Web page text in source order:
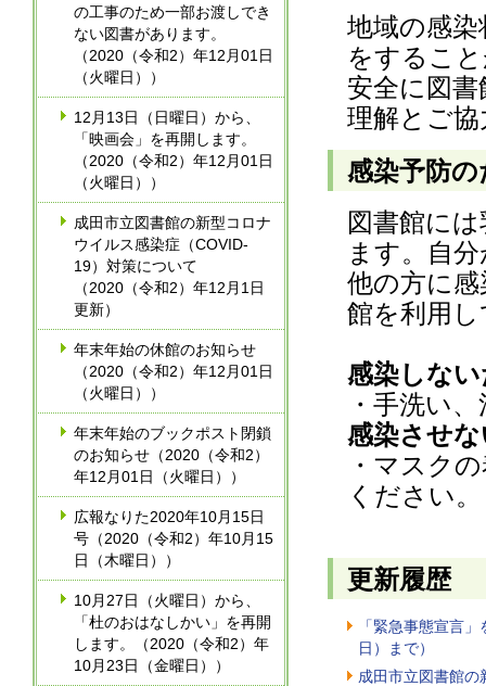
の工事のため一部お渡しでき
ない図書があります。
（2020（令和2）年12月01日
（火曜日））
12月13日（日曜日）から、
「映画会」を再開します。
（2020（令和2）年12月01日
（火曜日））
成田市立図書館の新型コロナ
ウイルス感染症（COVID-
19）対策について
（2020（令和2）年12月1日
更新）
年末年始の休館のお知らせ
（2020（令和2）年12月01日
（火曜日））
年末年始のブックポスト閉鎖
のお知らせ（2020（令和2）
年12月01日（火曜日））
広報なりた2020年10月15日
号（2020（令和2）年10月15
日（木曜日））
10月27日（火曜日）から、
「杜のおはなしかい」を再開
します。（2020（令和2）年
10月23日（金曜日））
地域の感
をするこ
安全に図
理解とご
感染予防
図書館に
ます。自
他の方に
館を利用
感染しな
・手洗い
感染させ
・マスク
ください。
更新履歴
「緊急事態宣言
日）まで）
成田市立図書館